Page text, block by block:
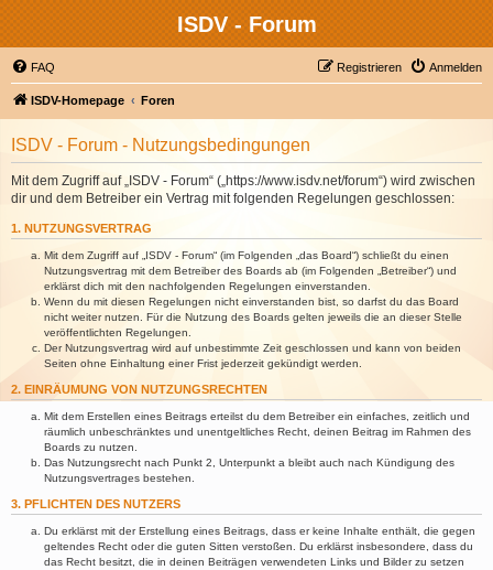
ISDV - Forum
FAQ Anmelden
Registrieren
ISDV-Homepage Foren
ISDV - Forum - Nutzungsbedingungen
Mit dem Zugriff auf „ISDV - Forum“ („https://www.isdv.net/forum“) wird zwischen
dir und dem Betreiber ein Vertrag mit folgenden Regelungen geschlossen:
1. NUTZUNGSVERTRAG
Mit dem Zugriff auf „ISDV - Forum“ (im Folgenden „das Board“) schließt du einen
Nutzungsvertrag mit dem Betreiber des Boards ab (im Folgenden „Betreiber“) und
erklärst dich mit den nachfolgenden Regelungen einverstanden.
Wenn du mit diesen Regelungen nicht einverstanden bist, so darfst du das Board
nicht weiter nutzen. Für die Nutzung des Boards gelten jeweils die an dieser Stelle
veröffentlichten Regelungen.
Der Nutzungsvertrag wird auf unbestimmte Zeit geschlossen und kann von beiden
Seiten ohne Einhaltung einer Frist jederzeit gekündigt werden.
2. EINRÄUMUNG VON NUTZUNGSRECHTEN
Mit dem Erstellen eines Beitrags erteilst du dem Betreiber ein einfaches, zeitlich und
räumlich unbeschränktes und unentgeltliches Recht, deinen Beitrag im Rahmen des
Boards zu nutzen.
Das Nutzungsrecht nach Punkt 2, Unterpunkt a bleibt auch nach Kündigung des
Nutzungsvertrages bestehen.
3. PFLICHTEN DES NUTZERS
Du erklärst mit der Erstellung eines Beitrags, dass er keine Inhalte enthält, die gegen
geltendes Recht oder die guten Sitten verstoßen. Du erklärst insbesondere, dass du
das Recht besitzt, die in deinen Beiträgen verwendeten Links und Bilder zu setzen